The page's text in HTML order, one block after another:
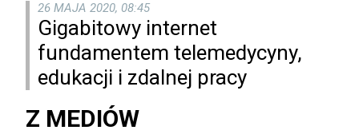
26 MAJA 2020, 08:45
Gigabitowy internet
fundamentem telemedycyny,
edukacji i zdalnej pracy
Z MEDIÓW